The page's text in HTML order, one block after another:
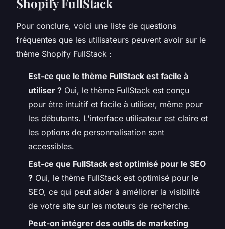
Pour conclure, voici une liste de questions
fréquentes que les utilisateurs peuvent avoir sur le
thème Shopify FullStack :
Est-ce que le thème FullStack est facile à
utiliser ? Oui, le thème FullStack est conçu
pour être intuitif et facile à utiliser, même pour
les débutants. L'interface utilisateur est claire et
les options de personnalisation sont
accessibles.
Est-ce que FullStack est optimisé pour le SEO
? Oui, le thème FullStack est optimisé pour le
SEO, ce qui peut aider à améliorer la visibilité
de votre site sur les moteurs de recherche.
Peut-on intégrer des outils de marketing